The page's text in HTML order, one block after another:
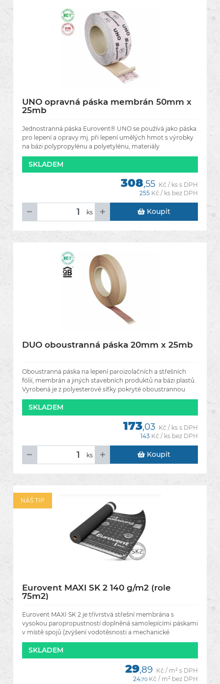
UNO opravná páska membrán 50mm x
25mb
Jednostranná páska Eurovent® UNO se používá jako páska
pro lepení a opravy mj. při lepení umělých hmot s výrobky
na bázi polypropylénu a polyetylénu, materiály
vyztuženými
SKLADEM
308,55 Kč / ks s DPH
255 Kč / ks bez DPH
ks Koupit
DUO oboustranná páska 20mm x 25mb
Oboustranná páska na lepení paroizolačních a střešních
fólií, membrán a jiných stavebních produktů na bázi plastů.
Vyrobená je z polyesterové síťky pokryté oboustrannou
SKLADEM
173,03 Kč / ks s DPH
143 Kč / ks bez DPH
ks Koupit
NÁŠ TIP
Eurovent MAXI SK 2 140 g/m2 (role
75m2)
Eurovent MAXI SK 2 je třívrstvá střešní membrána s
vysokou paropropustností doplněná samolepícími páskami
v místě spojů (zvýšení vodotěsnosti a mechanické
odolnosti). Určená
SKLADEM
29,89 Kč / m² s DPH
24,70 Kč / m² bez DPH